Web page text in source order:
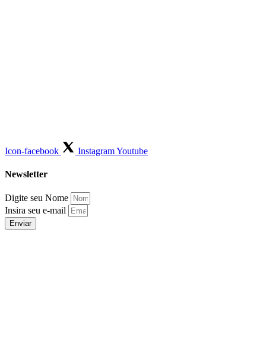
Icon-facebook InstagramYoutube
Newsletter
Digite seu Nome
Insira seu e-mail
Enviar